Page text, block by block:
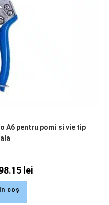
A6 pentru pomi si vie tip
lei
coș